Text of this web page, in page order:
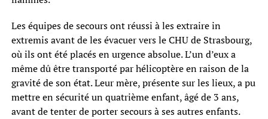
Les équipes de secours ont réussi à les extraire in
extremis avant de les évacuer vers le CHU de Strasbourg,
où ils ont été placés en urgence absolue. L’un d’eux a
même dû être transporté par hélicoptère en raison de la
gravité de son état. Leur mère, présente sur les lieux, a pu
mettre en sécurité un quatrième enfant, âgé de 3 ans,
avant de tenter de porter secours à ses autres enfants.